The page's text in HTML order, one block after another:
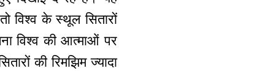
विश्व के स्थूल सितारों
विश्व की आत्माओं पर
की रिमझिम ज्यादा